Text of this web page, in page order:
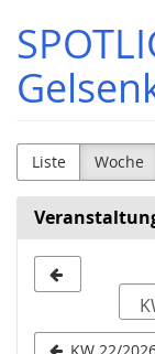
Haupt-
Inhalt
springen
Liste Woche
zur
KW 22/